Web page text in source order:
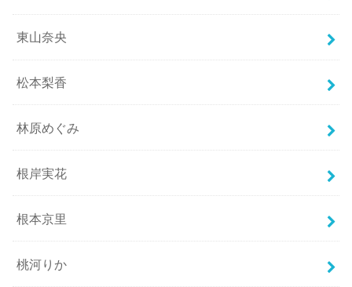
東山奈央
松本梨香
林原めぐみ
根岸実花
根本京里
桃河りか